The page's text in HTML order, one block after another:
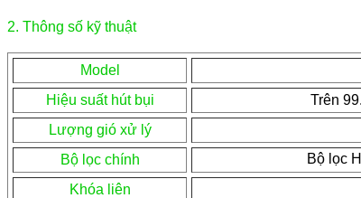
2. Thông số kỹ thuật
Model
Hiệu suất hút bụi
Trên
Lượng gió xử lý
Bộ lọc chính
Bộ lọc
Khóa liên